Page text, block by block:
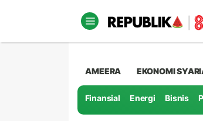
AMEERA EKONOMI
Finansial Energi Bisnis